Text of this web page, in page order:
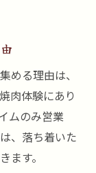
める理由は、
肉体験にあり
ムのみ営業
、落ち着いた
ます。